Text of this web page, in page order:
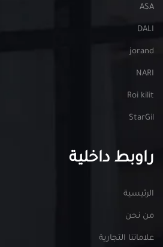
ASA
DALI
jorand
NARI
Roi kilit
StarGil
راوبط داخلية
الرئيسية
من نحن
علاماتنا التجارية